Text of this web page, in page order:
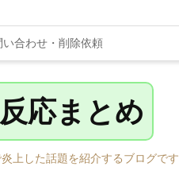
い合わせ・削除依頼
応まとめ
上した話題を紹介するブログです